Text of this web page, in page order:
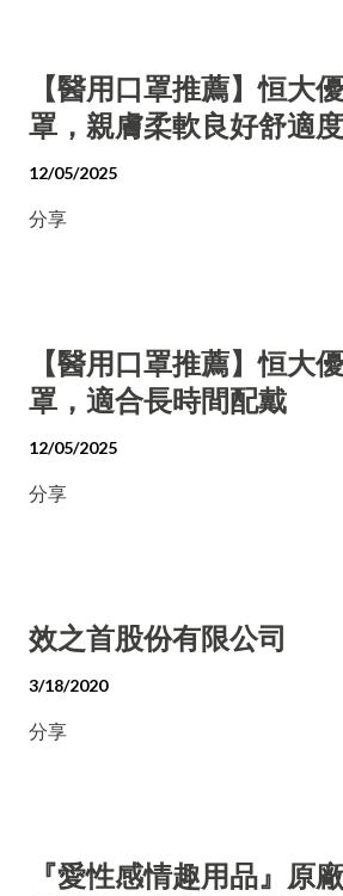
【醫用口罩推薦】恒大
罩，親膚柔軟良好舒適度
12/05/2025
分享
【醫用口罩推薦】恒大
罩，適合長時間配戴
12/05/2025
分享
效之首股份有限公司
3/18/2020
分享
『愛性感情趣用品』原